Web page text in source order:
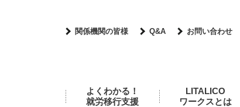
関係機関の皆様 Q&A お問い合わせ
よくわかる！
就労移行支援
LITALICO
ワークスとは